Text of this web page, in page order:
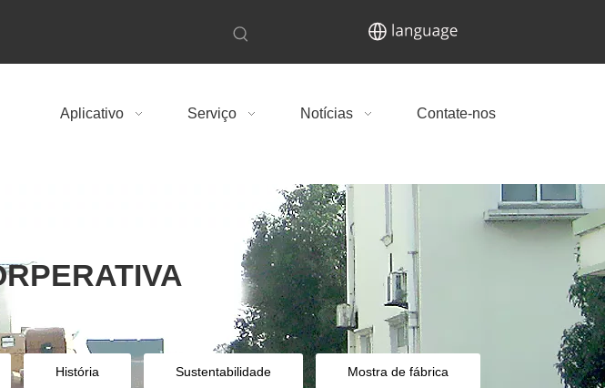
Aplicativo Serviço Notícias Contate-nos
História Sustentabilidade Mostra de fábrica